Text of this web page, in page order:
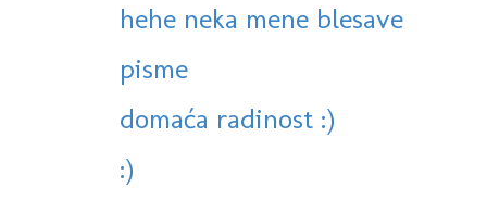
hehe neka mene blesave
pisme
domaća radinost :)
:)